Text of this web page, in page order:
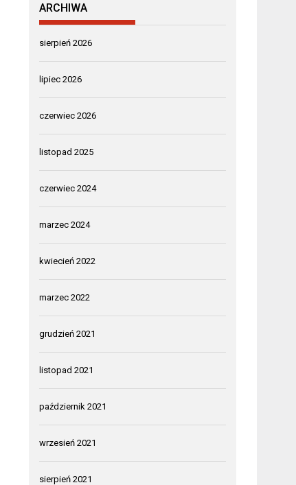
ARCHIWA
sierpień 2026
lipiec 2026
czerwiec 2026
listopad 2025
czerwiec 2024
marzec 2024
kwiecień 2022
marzec 2022
grudzień 2021
listopad 2021
październik 2021
wrzesień 2021
sierpień 2021